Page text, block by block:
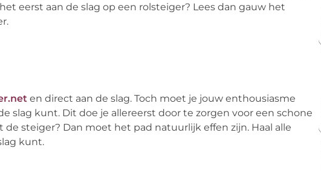
eerst aan de slag op een rolsteiger? Lees dan gauw het
en direct aan de slag. Toch moet je jouw enthousiasme
slag kunt. Dit doe je allereerst door te zorgen voor een schone
steiger? Dan moet het pad natuurlijk effen zijn. Haal alle
kunt.